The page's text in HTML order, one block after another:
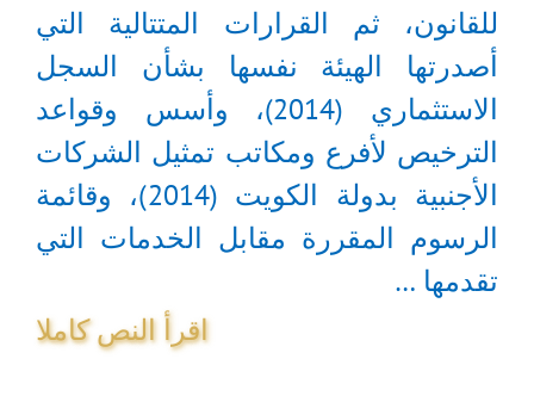
للقانون، ثم القرارات المتتالية التي
أصدرتها الهيئة نفسها بشأن السجل
الاستثماري (2014)، وأسس وقواعد
الترخيص لأفرع ومكاتب تمثيل الشركات
الأجنبية بدولة الكويت (2014)، وقائمة
الرسوم المقررة مقابل الخدمات التي
تقدمها …
اقرأ النص كاملا